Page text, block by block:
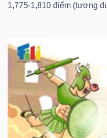
1,775-1,810 điểm (tương